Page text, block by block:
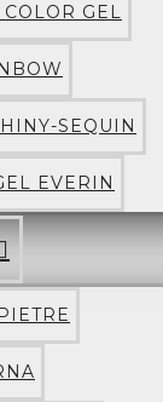
GEL
SEQUIN
EVERIN